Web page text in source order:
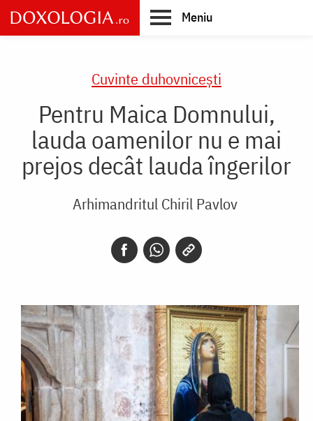
Skip
to
main
Meniu
Cuvinte duhovnicești
Pentru Maica Domnului,
lauda oamenilor nu e mai
prejos decât lauda îngerilor
Arhimandritul Chiril Pavlov